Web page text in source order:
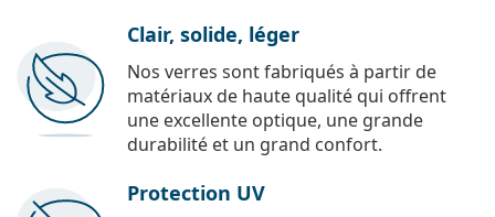
Clair, solide, léger
Nos verres sont fabriqués à partir de
matériaux de haute qualité qui offrent
une excellente optique, une grande
durabilité et un grand confort.
Protection UV